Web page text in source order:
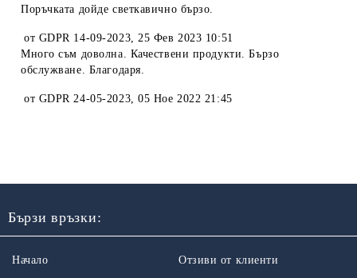
Поръчката дойде светкавично бързо.
от GDPR 14-09-2023,25 Фев 2023 10:51
Много съм доволна. Качествени продукти. Бързо
обслужване. Благодаря.
от GDPR 24-05-2023,05 Ное 2022 21:45
Бързи връзки:
Начало Отзиви от клиенти